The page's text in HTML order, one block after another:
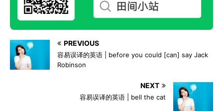
PREVIOUS
容易误译的英语 | before you could [can] say Jack
Robinson
NEXT
容易误译的英语 | bell the cat